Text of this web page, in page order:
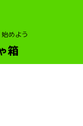
めよう
箱